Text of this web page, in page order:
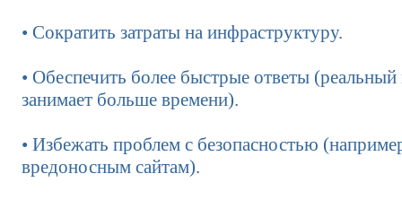
• Сократить затраты на инфраструктуру.
• Обеспечить более быстрые ответы (реальный
занимает больше времени).
• Избежать проблем с безопасностью
вредоносным сайтам).